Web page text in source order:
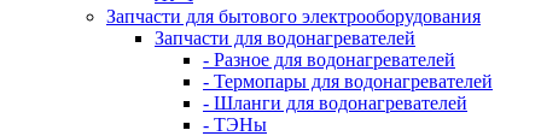
Запчасти для бытового электрооборудования
Запчасти для водонагревателей
- Разное для водонагревателей
- Термопары для водонагревателей
- Шланги для водонагревателей
- ТЭНы